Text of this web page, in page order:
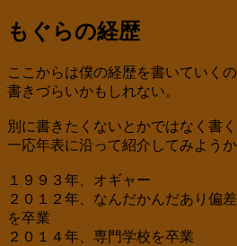
もぐらの経歴
ここからは僕の経歴を書いていく
書きづらいかもしれない。
別に書きたくないとかではなく書
一応年表に沿って紹介してみようか
１９９３年、オギャー
２０１２年、なんだかんだあり偏
を卒業
２０１４年、専門学校を卒業